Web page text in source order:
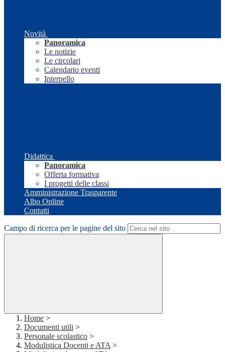
Novità
Panoramica
Le notizie
Le circolari
Calendario eventi
Interpello
Didattica
Panoramica
Offerta formativa
I progetti delle classi
Amministrazione Trasparente
Albo Online
Contatti
Campo di ricerca per le pagine del sito
Home >
Documenti utili >
Personale scolastico >
Modulistica Docenti e ATA >